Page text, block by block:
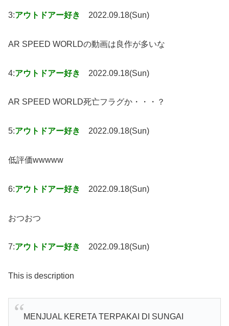
3:アウトドアー好き 2022.09.18(Sun)
AR SPEED WORLDの動画は良作が多いな
4:アウトドアー好き 2022.09.18(Sun)
AR SPEED WORLD死亡フラグか・・・？
5:アウトドアー好き 2022.09.18(Sun)
低評価wwwww
6:アウトドアー好き 2022.09.18(Sun)
おつおつ
7:アウトドアー好き 2022.09.18(Sun)
This is description
MENJUAL KERETA TERPAKAI DI SUNGAI